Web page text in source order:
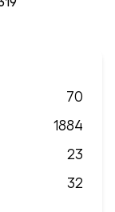
70
1884
23
32